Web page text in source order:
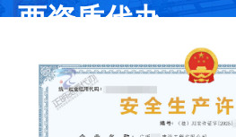
西资质代办
发证日期：2025-04-08